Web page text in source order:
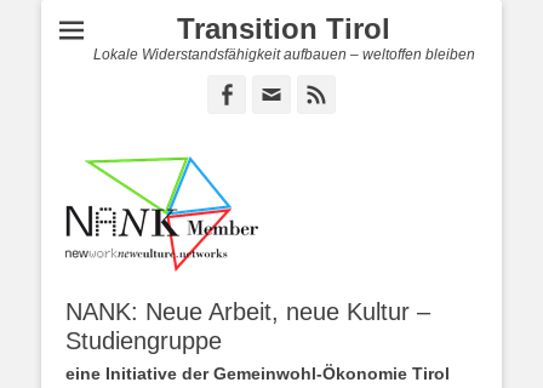
Transition Tirol
Lokale Widerstandsfähigkeit aufbauen – weltoffen bleiben
Facebook
NANK: Neue Arbeit, neue Kultur –
Studiengruppe
eine Initiative der Gemeinwohl-Ökonomie Tirol